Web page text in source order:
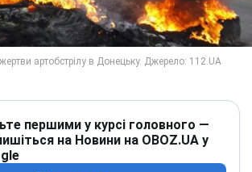
першими у курсі головного —
на Новини на OBOZ.UA у